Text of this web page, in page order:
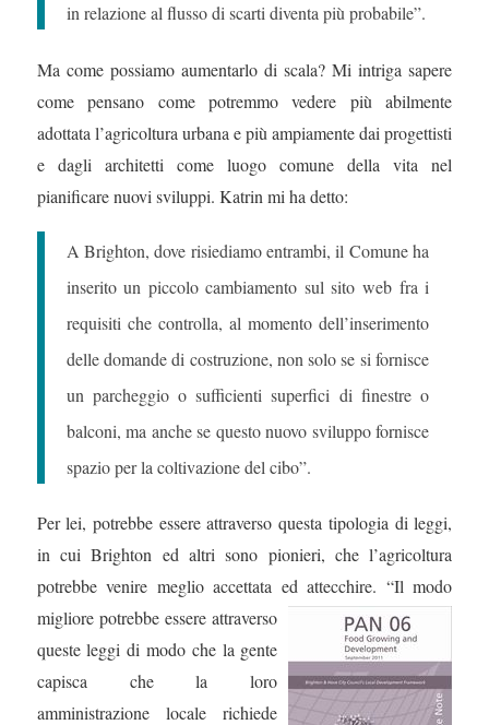
in relazione al flusso di scarti diventa più probabile”.
Ma come possiamo aumentarlo di scala? Mi intriga sapere
come pensano come potremmo vedere più abilmente
adottata l’agricoltura urbana e più ampiamente dai progettisti
e dagli architetti come luogo comune della vita nel
pianificare nuovi sviluppi. Katrin mi ha detto:
A Brighton, dove risiediamo entrambi, il Comune ha
inserito un piccolo cambiamento sul sito web fra i
requisiti che controlla, al momento dell’inserimento
delle domande di costruzione, non solo se si fornisce
un parcheggio o sufficienti superfici di finestre o
balconi, ma anche se questo nuovo sviluppo fornisce
spazio per la coltivazione del cibo”.
Per lei, potrebbe essere attraverso questa tipologia di leggi,
in cui Brighton ed altri sono pionieri, che l’agricoltura
potrebbe venire meglio accettata ed attecchire. “Il modo
migliore potrebbe essere attraverso
queste leggi di modo che la gente
capisca che la loro
amministrazione locale richiede